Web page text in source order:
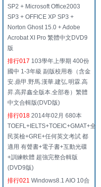
SP2 + Microsoft Office2003
SP3 + OFFICE XP SP3 +
Norton Ghost 15.0 + Adobe
Acrobat XI Pro 繁體中文DVD9
版
排行017 103學年上學期 400份
國中 1-3年級 副版校用卷（含金
安.鼎甲.野馬.漢華.建弘.明霖.高
昇.高昇鑫全版本.全部卷）繁體
中文合輯版(DVD版)
排行018 2014年02月 680本
TOEFL+IELTS+TOEIC+GMAT+全
民英檢+GRE+任何英文考試 都
適用 有聲書+電子書+互動光碟
+訓練軟體 超強完整合輯版
(DVD9版)
排行021 Windows8.1 AIO 10合